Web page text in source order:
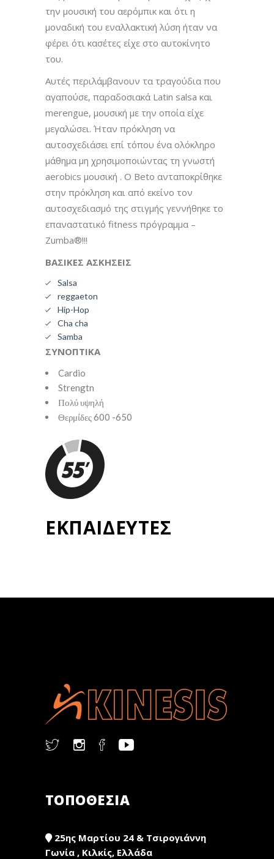
την μουσική του αερόμπικ και ότι η
μοναδική του εναλλακτική λύση ήταν να
φέρει ότι κασέτες είχε στο αυτοκίνητο
του.
Αυτές περιλάμβανουν τα τραγούδια που
αγαπούσε, παραδοσιακά Latin salsa και
merengue, μουσική με την οποία είχε
μεγαλώσει. Ήταν πρόκληση να
αυτοσχεδιάσει επί τόπου ένα ολόκληρο
μάθημα μη χρησιμοποιώντας τη γνωστή
aerobics μουσική . O Βeto ανταποκρίθηκε
στην πρόκληση και από εκείνο τον
αυτοσχεδιασμό της στιγμής γεννήθηκε το
επαναστατικό fitness πρόγραμμα –
Zumba®!!!
ΒΑΣΙΚΕΣ ΑΣΚΗΣΕΙΣ
Salsa
reggaeton
Hip-Hop
Cha cha
Samba
ΣΥΝΟΠΤΙΚΑ
Cardio
Strengtn
Πολύ υψηλή
Θερμίδες 600 -650
ΕΚΠΑΙΔΕΥΤΕΣ
ΤΟΠΟΘΕΣΙΑ
25ης Μαρτίου 24 & Τσιρογιάννη
Γωνία , Κιλκίς, Ελλάδα